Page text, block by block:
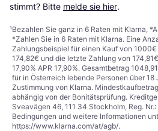
stimmt? Bitte melde sie hier.
¹Bezahlen Sie ganz in 6 Raten mit Klarna,
*Zahlen Sie in 6 Raten mit Klarna. Eine
Zahlungsbeispiel für einen Kauf von
174,82€ und die letzte Zahlung von
17,90% APR 17,90%. Gesamtbetrag
für in Österreich lebende Personen über
Zustimmung von Klarna.
abhängig von der Bonitätsprüfung.
Sveavägen 46, 111 34 Stockholm, Reg.
Bedingungen und weitere Informationen
https://www.klarna.com/at/agb/.